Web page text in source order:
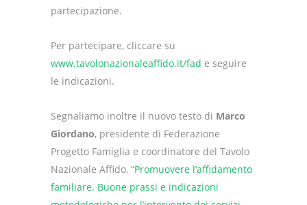
partecipazione.
Per partecipare, cliccare su
www.tavolonazionaleaffido.it/fad e seguire
le indicazioni.
Segnaliamo inoltre il nuovo testo di Marco
Giordano, presidente di Federazione
Progetto Famiglia e coordinatore del Tavolo
Nazionale Affido, “Promuovere l’affidamento
familiare. Buone prassi e indicazioni